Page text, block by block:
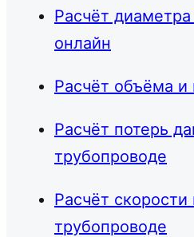
Расчёт
онлайн
Расчёт объёма
Расчёт потерь
трубопроводе
Расчёт скорости
трубопроводе